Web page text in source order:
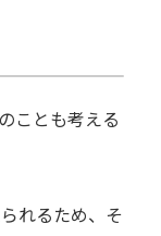
ことも考える
れるため、そ